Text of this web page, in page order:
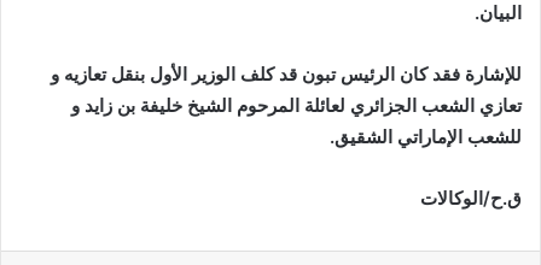
البيان.
للإشارة فقد كان الرئيس تبون قد كلف الوزير الأول بنقل تعازيه و
تعازي الشعب الجزائري لعائلة المرحوم الشيخ خليفة بن زايد و
للشعب الإماراتي الشقيق.
ق.ح/الوكالات